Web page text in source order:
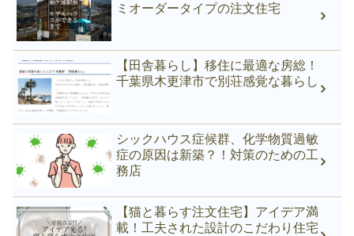
ミオーダータイプの注文住宅
【田舎暮らし】移住に最適な房総！
千葉県木更津市で別荘感覚な暮らし
シックハウス症候群、化学物質過敏
症の原因は新築？！対策のための工
務店
【猫と暮らす注文住宅】アイデア満
載！工夫された設計のこだわり住宅